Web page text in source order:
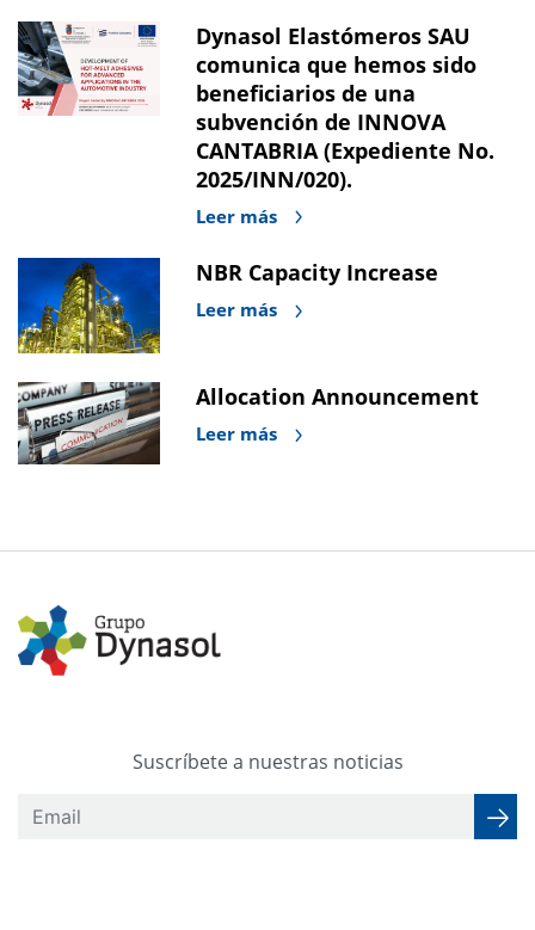
Dynasol Elastómeros SAU
comunica que hemos sido
beneficiarios de una
subvención de INNOVA
CANTABRIA (Expediente No.
2025/INN/020).
Leer más
NBR Capacity Increase
Leer más
Allocation Announcement
Leer más
Suscríbete a nuestras noticias